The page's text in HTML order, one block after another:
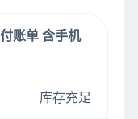
账单 含手机
库存充足